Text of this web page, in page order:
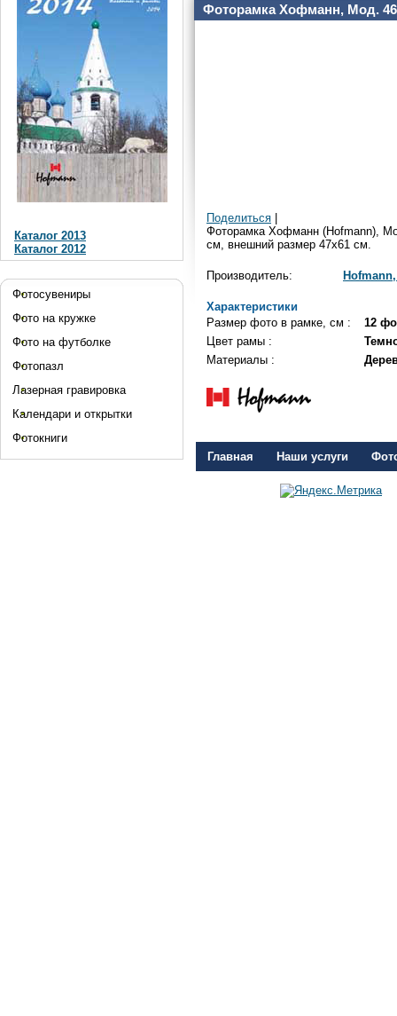
Каталог 2013
Каталог 2012
Фотосувениры
Фото на кружке
Фото на футболке
Фотопазл
Лазерная гравировка
Календари и открытки
Фотокниги
Фоторамка Хофманн, Мод.
Поделиться
Фоторамка Хофманн (Hofmann),
см, внешний размер 47x61 см.
Производитель:
Характеристики
Размер фото в рамке, см :
12
Цвет рамы :
Материалы :
Главная Наши услуги